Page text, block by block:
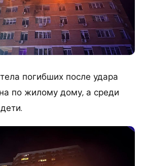
погибших после удара
по жилому дому, а среди